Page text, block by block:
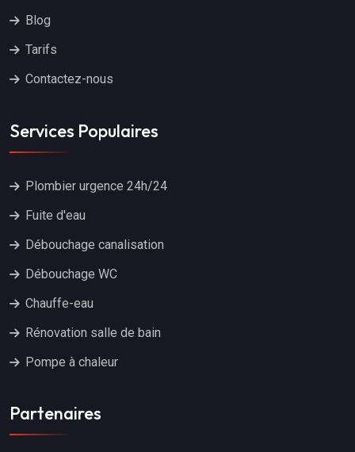
Blog
Tarifs
Contactez-nous
Services Populaires
Plombier urgence 24h/24
Fuite d'eau
Débouchage canalisation
Débouchage WC
Chauffe-eau
Rénovation salle de bain
Pompe à chaleur
Partenaires